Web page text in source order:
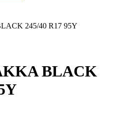
245/40 R17 95Y
BLACK